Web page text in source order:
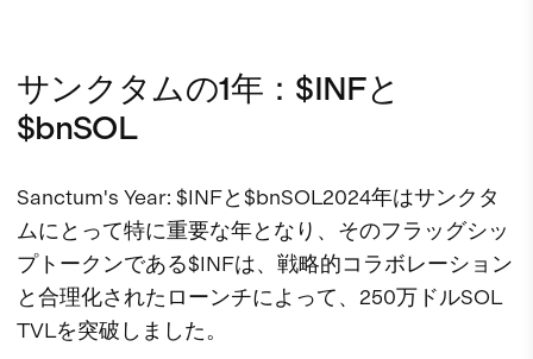
サンクタムの1年：$INFと
$bnSOL
Sanctum's Year: $INFと$bnSOL2024年はサンクタ
ムにとって特に重要な年となり、そのフラッグシッ
プトークンである$INFは、戦略的コラボレーション
と合理化されたローンチによって、250万ドルSOL
TVLを突破しました。